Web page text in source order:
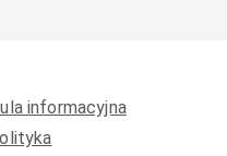
informacyjna